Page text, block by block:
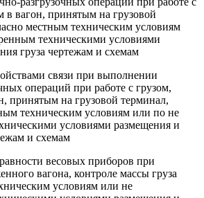
вагон, принятым на грузовой
местным техническим условиям
техническими условиями
груза чертежам и схемам
связи при выполнении
операций при работе с грузом,
принятым на грузовой терминал,
техническим условиям или по не
условиями размещения и
и схемам
весовых приборов при
вагона, контроле массы груза
условиям или не